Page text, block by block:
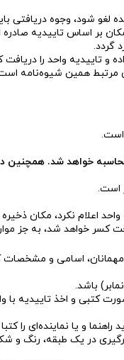
لغو شود، وجوه دریافتی
تاییدیه، واحد اقامتی به دلیلی غیر از
گردد.
مرتبط همین شیوه‌نامه
است.
است.
اعلام نکرد، مکان
کسر خواهد شد، به جز
اسامی و مشخصات
باشد.
کتبی و اخذ تاییدیه با
در یک طبقه، رنگ و